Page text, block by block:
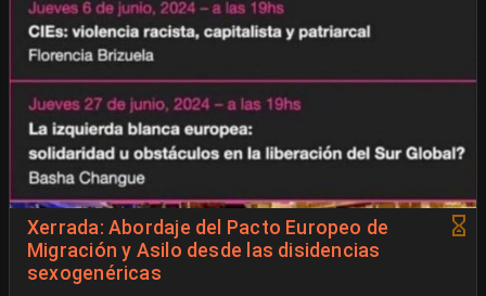
Xerrada: Abordaje del Pacto Europeo de
Migración y Asilo desde las disidencias
sexogenéricas